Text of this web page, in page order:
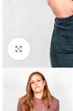
Cliquez pour